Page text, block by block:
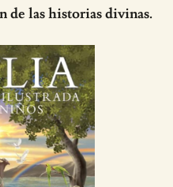
de las historias divinas.